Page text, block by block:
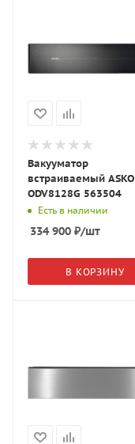
Вакууматор
встраиваемый ASKO
ODV8128G 563504
Есть в наличии
334 900 ₽/шт
В КОРЗИНУ